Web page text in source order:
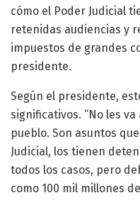
cómo el Poder Judicial
retenidas audiencias y
impuestos de grandes
presidente.
Según el presidente,
significativos. “No les
pueblo. Son asuntos
Judicial, los tienen
todos los casos, pero
como 100 mil millones